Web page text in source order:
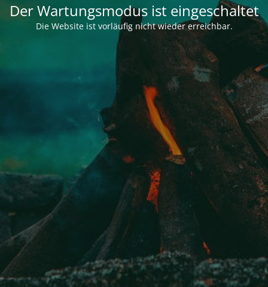
Der Wartungsmodus ist eingeschaltet
Die Website ist vorläufig nicht wieder erreichbar.